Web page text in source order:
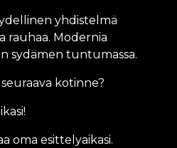
yhdistelmä
rauhaa. Modernia
sydämen tuntumassa.
kotinne?
oma esittelyaikasi.